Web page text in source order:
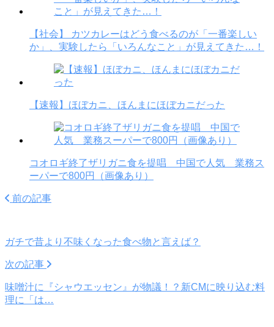
【社会】 カツカレーはどう食べるのが「一番楽しい
か」、実験したら「いろんなこと」が見えてきた…！
【速報】ほぼカニ、ほんまにほぼカニだった
コオロギ終了ザリガニ食を提唱 中国で人気 業務ス
ーパーで800円（画像あり）
前の記事
ガチで昔より不味くなった食べ物と言えば？
次の記事
味噌汁に『シャウエッセン』が物議！？新CMに映り込む料
理に「は…